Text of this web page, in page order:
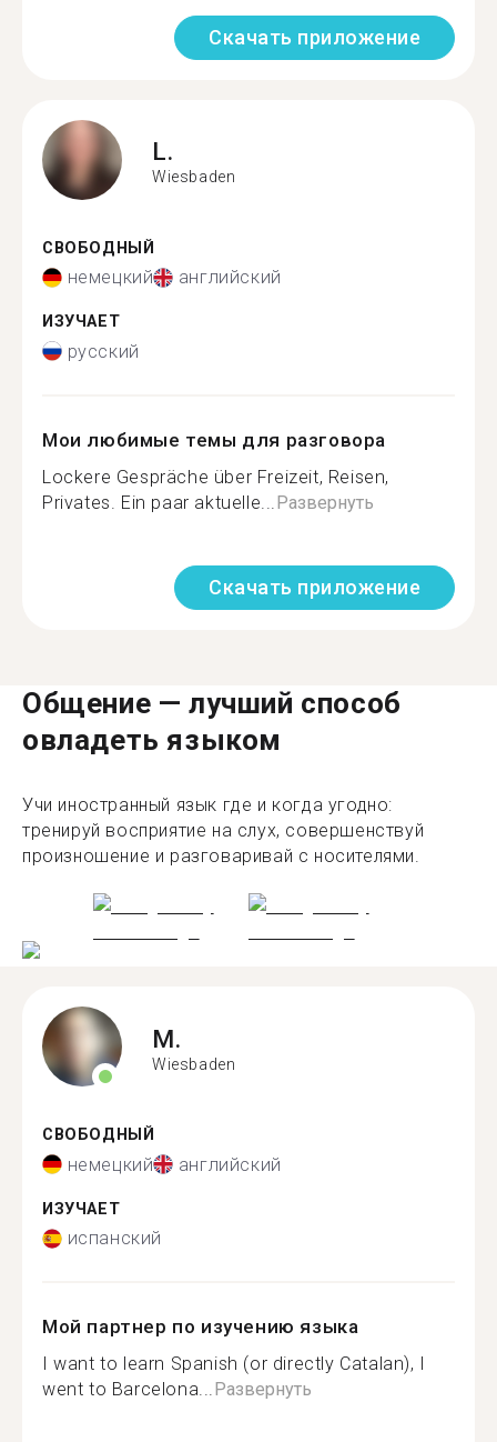
Скачать приложение
L.
Wiesbaden
СВОБОДНЫЙ
немецкий английский
ИЗУЧАЕТ
русский
Мои любимые темы для разговора
Lockere Gespräche über Freizeit, Reisen,
Privates. Ein paar aktuelle... Развернуть
Скачать приложение
Общение — лучший способ
овладеть языком
Учи иностранный язык где и когда угодно:
тренируй восприятие на слух, совершенствуй
произношение и разговаривай с носителями.
M.
Wiesbaden
СВОБОДНЫЙ
немецкий английский
ИЗУЧАЕТ
испанский
Мой партнер по изучению языка
I want to learn Spanish (or directly Catalan), I
went to Barcelona...Развернуть